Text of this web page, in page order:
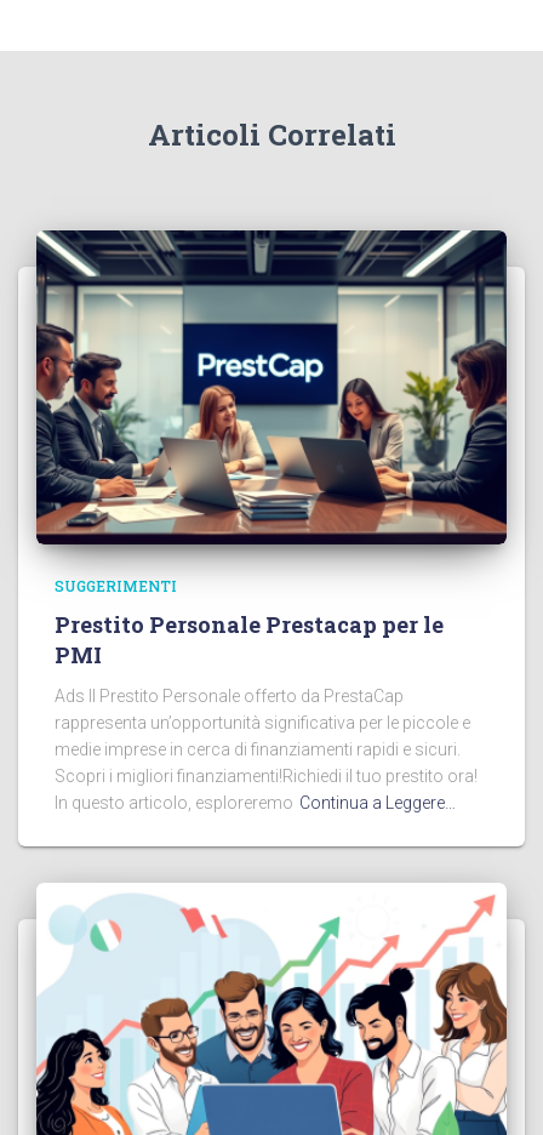
Articoli Correlati
SUGGERIMENTI
Prestito Personale Prestacap per le
PMI
Ads Il Prestito Personale offerto da PrestaCap
rappresenta un’opportunità significativa per le piccole e
medie imprese in cerca di finanziamenti rapidi e sicuri.
Scopri i migliori finanziamenti!Richiedi il tuo prestito ora!
In questo articolo, esploreremo Continua a Leggere…